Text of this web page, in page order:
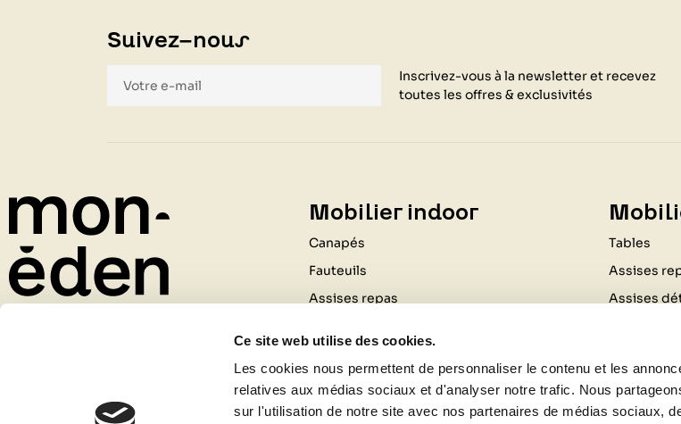
Ce site web utilise des cookies.
Les cookies nous permettent de personnaliser le contenu et les
relatives aux médias sociaux et d'analyser notre trafic. Nous
sur l'utilisation de notre site avec nos partenaires de médias sociaux,
Suivez-nous
Inscrivez-vous à la newsletter et recevez
toutes les offres & exclusivités
04 81 09 80 09
Mobilier indoor
Canapés
Fauteuils
Assises repas
Bureaux
Luminaires
Tables
Assises
Assises
Cuisine